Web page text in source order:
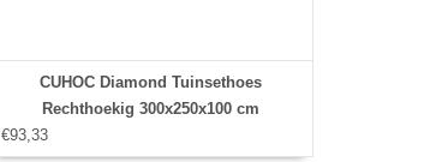
CUHOC Diamond Tuinsethoes
Rechthoekig 300x250x100 cm
€93,33